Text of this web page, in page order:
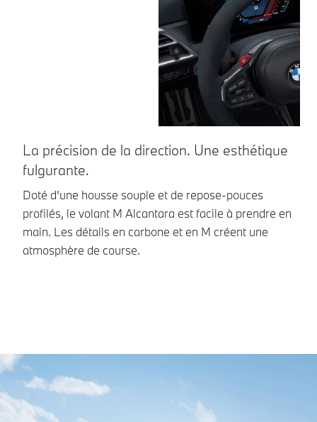
La précision de la direction. Une esthétique
fulgurante.
Doté d'une housse souple et de repose-pouces
profilés, le volant M Alcantara est facile à prendre en
main. Les détails en carbone et en M créent une
atmosphère de course.